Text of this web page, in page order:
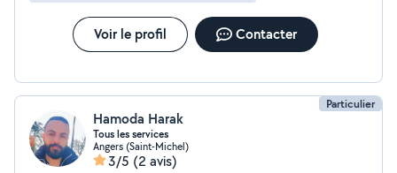
Voir le profil Contacter
Particulier
Hamoda Harak
Tous les services
Angers (Saint-Michel)
3/5 (2 avis)